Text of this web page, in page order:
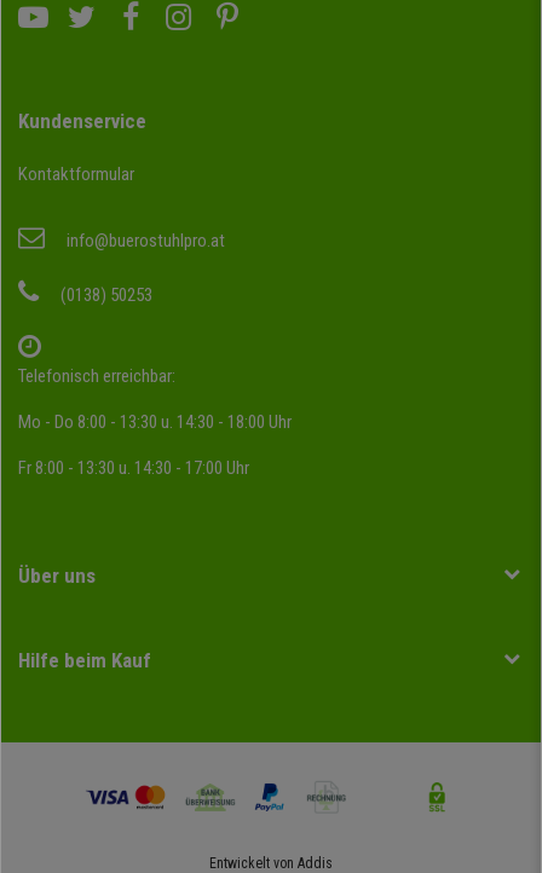
Kundenservice
Kontaktformular
info@buerostuhlpro.at
(0138) 50253
Telefonisch erreichbar:
Mo - Do 8:00 - 13:30 u. 14:30 - 18:00 Uhr
Fr 8:00 - 13:30 u. 14:30 - 17:00 Uhr
Über uns
Hilfe beim Kauf
Entwickelt von Addis